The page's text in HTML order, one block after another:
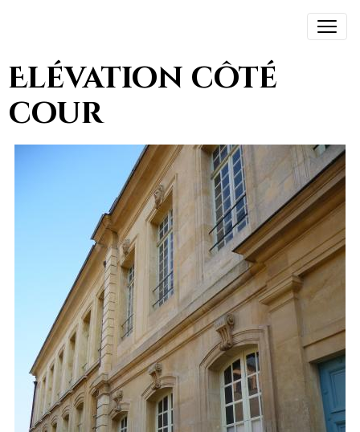
Elévation côté
cour